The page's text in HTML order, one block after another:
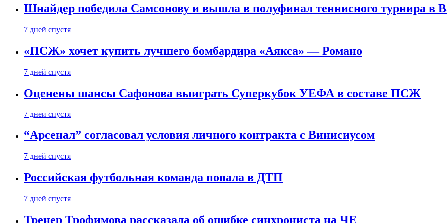
Шнайдер победила Самсонову и вышла в полуфинал теннисного турнира в
7 дней спустя
«ПСЖ» хочет купить лучшего бомбардира «Аякса» — Романо
7 дней спустя
Оценены шансы Сафонова выиграть Суперкубок УЕФА в составе ПСЖ
7 дней спустя
“Арсенал” согласовал условия личного контракта с Винисиусом
7 дней спустя
Российская футбольная команда попала в ДТП
7 дней спустя
Тренер Трофимова рассказала об ошибке синхрониста на ЧЕ